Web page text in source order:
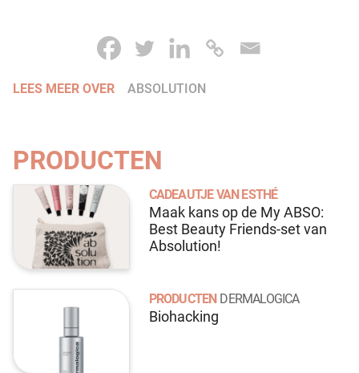
LEES MEER OVER ABSOLUTION
PRODUCTEN
CADEAUTJE VAN ESTHÉ
Maak kans op de My ABSO:
Best Beauty Friends-set van
Absolution!
PRODUCTEN DERMALOGICA
Biohacking